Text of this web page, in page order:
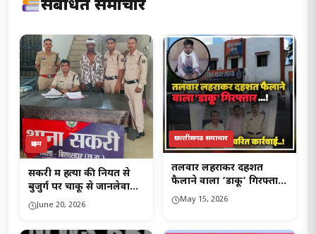
संबंधित समाचार
क्राइम
सकरी में हत्या की नियत से
बुजुर्ग पर चाकू से जानलेवा
हमला, आरोपी गिरफ्तार…!
June 20, 2026
छत्‍तीसगढ समाचार
तलवार लहराकर दहशत
फैलाने वाला ‘डाकू’ गिरफ्तार,
तोरवा पुलिस की त्वरित
कार्रवाई..!
May 15, 2026